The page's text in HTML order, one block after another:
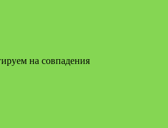
на совпадения